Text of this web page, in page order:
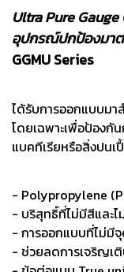
Ultra Pure
อุปกรณ์ปกป้องมา
GGMU Series
ได้รับการออกแบบมา
โดยเฉพาะเพื่อป้องกั
แบคทีเรียหรือสิ่งปนเ
- Polypropylene
- บริสุทธิ์ที่ไม่มีสีและไ
- การออกแบบที่ไม่มี
- ช่วยลดการเจริญเ